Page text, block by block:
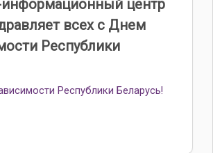
центр
всех с Днем
Республики